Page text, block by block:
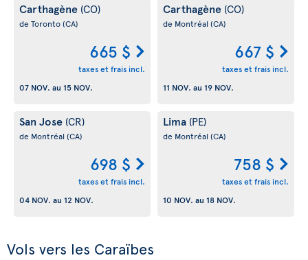
Carthagène (CO)
de Toronto(CA)
665 $
taxes et frais incl.
07 NOV. au 15 NOV.
Carthagène (CO)
de Montréal (CA)
667 $
taxes et frais incl.
11 NOV. au 19 NOV.
San Jose (CR)
de Montréal (CA)
698 $
taxes et frais incl.
04 NOV. au 12 NOV.
Lima (PE)
de Montréal (CA)
758 $
taxes et frais incl.
10 NOV. au 18 NOV.
Vols vers les Caraïbes